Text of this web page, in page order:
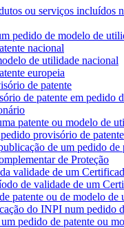
ou serviços incluídos
pedido de modelo de
nacional
de utilidade nacional
europeia
de patente
de patente em pedido
patente ou modelo de
provisório de patente
de um pedido
de Proteção
validade de um
de validade de um
patente ou de modelo de
do INPI num pedido
pedido de patente ou